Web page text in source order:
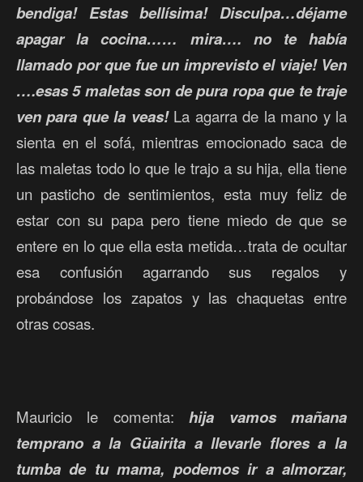
bendiga! Estas bellísima! Disculpa…déjame
apagar la cocina…… mira…. no te había
llamado por que fue un imprevisto el viaje! Ven
….esas 5 maletas son de pura ropa que te traje
ven para que la veas!La agarra de la mano y la
sienta en el sofá, mientras emocionado saca de
las maletas todo lo que le trajo a su hija, ella tiene
un pasticho de sentimientos, esta muy feliz de
estar con su papa pero tiene miedo de que se
entere en lo que ella esta metida…trata de ocultar
esa confusión agarrando sus regalos y
probándose los zapatos y las chaquetas entre
otras cosas.
Mauricio le comenta:hija vamos mañana
temprano a la Güairita a llevarle flores a la
tumba de tu mama, podemos ir a almorzar,